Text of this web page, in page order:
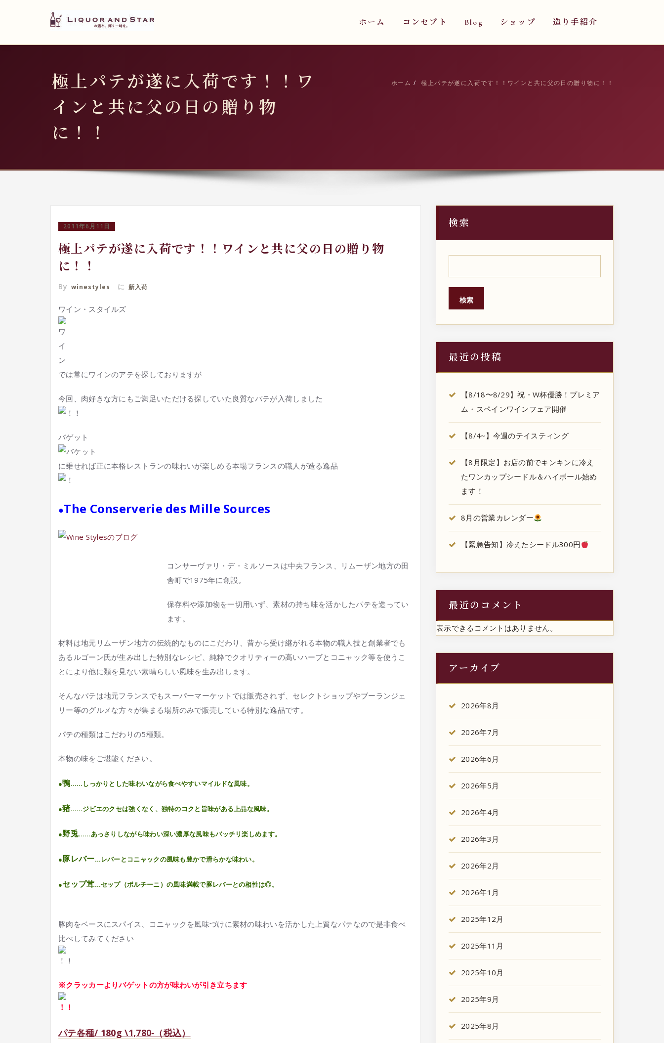
LIQUOR AND STAR
世界のリカーショップ ホーム コンセプト Blog ショップ 造り手紹介
極上パテが遂に入荷です！！ワ
インと共に父の日の贈り物
に！！
ホーム 極上パテが遂に入荷です！！ワインと共に父の日の贈り物に！！
2011年6月11日
極上パテが遂に入荷です！！ワインと共に父の日の贈り物
に！！
By winestyles に 新入荷
ワイン・スタイルズ
では常にワインのアテを探しておりますが
今回、肉好きな方にもご満足いただける探していた良質なパテが入荷しました
バゲット
に乗せれば正に本格レストランの味わいが楽しめる本場フランスの職人が造る逸品
●The Conserverie des Mille Sources
コンサーヴァリ・デ・ミルソースは中央フランス、リムーザン地方の田
舎町で1975年に創設。
保存料や添加物を一切用いず、素材の持ち味を活かしたパテを造ってい
ます。
材料は地元リムーザン地方の伝統的なものにこだわり、昔から受け継がれる本物の職人技と創業者でも
あるルゴーン氏が生み出した特別なレシピ、純粋でクオリティーの高いハーブとコニャック等を使うこ
とにより他に類を見ない素晴らしい風味を生み出します。
そんなパテは地元フランスでもスーパーマーケットでは販売されず、セレクトショップやブーランジェ
リー等のグルメな方々が集まる場所のみで販売している特別な逸品です。
パテの種類はこだわりの5種類。
本物の味をご堪能ください。
●鴨……しっかりとした味わいながら食べやすいマイルドな風味。
●猪……ジビエのクセは強くなく、独特のコクと旨味がある上品な風味。
●野兎……あっさりしながら味わい深い濃厚な風味もバッチリ楽しめます。
●豚レバー…レバーとコニャックの風味も豊かで滑らかな味わい。
●セップ茸…セップ（ポルチーニ）の風味満載で豚レバーとの相性は◎。
豚肉をベースにスパイス、コニャックを風味づけに素材の味わいを活かした上質なパテなので是非食べ
比べしてみてください
※クラッカーよりバゲットの方が味わいが引き立ちます
パテ各種/ 180g \1,780‐（税込）
検索
検索
最近の投稿
【8/18〜8/29】祝・W杯優勝！プレミア
ム・スペインワインフェア開催
【8/4~】今週のテイスティング
【8月限定】お店の前でキンキンに冷え
たワンカップシードル＆ハイボール始め
ます！
8月の営業カレンダー
【緊急告知】冷えたシードル300円
最近のコメント
表示できるコメントはありません。
アーカイブ
2026年8月
2026年7月
2026年6月
2026年5月
2026年4月
2026年3月
2026年2月
2026年1月
2025年12月
2025年11月
2025年10月
2025年9月
2025年8月